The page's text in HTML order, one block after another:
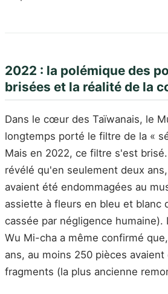
2022 : la polémique des
brisées et la réalité de la
Dans le cœur des Taïwanais, le
longtemps porté le filtre de la «
Mais en 2022, ce filtre s'est
révélé qu'en seulement deux
avaient été endommagées au
assiette à fleurs en bleu et blanc
cassée par négligence humaine).
Wu Mi-cha a même confirmé
ans, au moins 250 pièces
fragments (la plus ancienne